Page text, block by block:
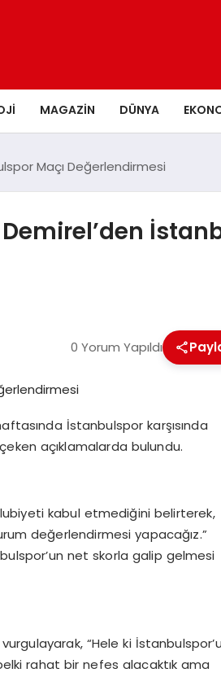
MAGAZIN DÜNYA
Maçı Değerlendirmesi
0 Yorum Yapıldı
İstanbulspor karşısında
açıklamalarda bulundu.
kabul etmediğini belirterek,
değerlendirmesi yapacağız.”
net skorla galip gelmesi
“Hele ki
rahat bir nefes alacaktık ama